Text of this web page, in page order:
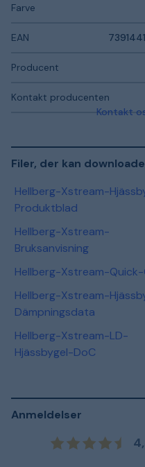
Farve
EAN
Producent
Kontakt producenten
Kontakt
Filer, der kan
Hellberg-Xstream-
Produktblad
Hellberg-Xstream-
Bruksanvisning
Hellberg-Xstream-
Hellberg-Xstream-
Dämpningsdata
Hellberg-Xstream-LD-
Hjässbygel-DoC
Anmeldelser